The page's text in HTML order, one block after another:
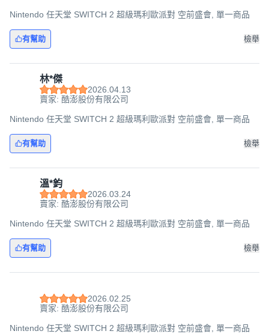
Nintendo 任天堂 SWITCH 2 超級瑪利歐派對 空前盛會, 單一商品
有幫助 檢舉
林*傑
2026.04.13
賣家: 酷澎股份有限公司
Nintendo 任天堂 SWITCH 2 超級瑪利歐派對 空前盛會, 單一商品
有幫助 檢舉
溫*鈞
2026.03.24
賣家: 酷澎股份有限公司
Nintendo 任天堂 SWITCH 2 超級瑪利歐派對 空前盛會, 單一商品
有幫助 檢舉
2026.02.25
賣家: 酷澎股份有限公司
Nintendo 任天堂 SWITCH 2 超級瑪利歐派對 空前盛會, 單一商品